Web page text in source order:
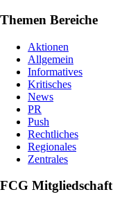
Themen Bereiche
Aktionen
Allgemein
Informatives
Kritisches
News
PR
Push
Rechtliches
Regionales
Zentrales
FCG Mitgliedschaft